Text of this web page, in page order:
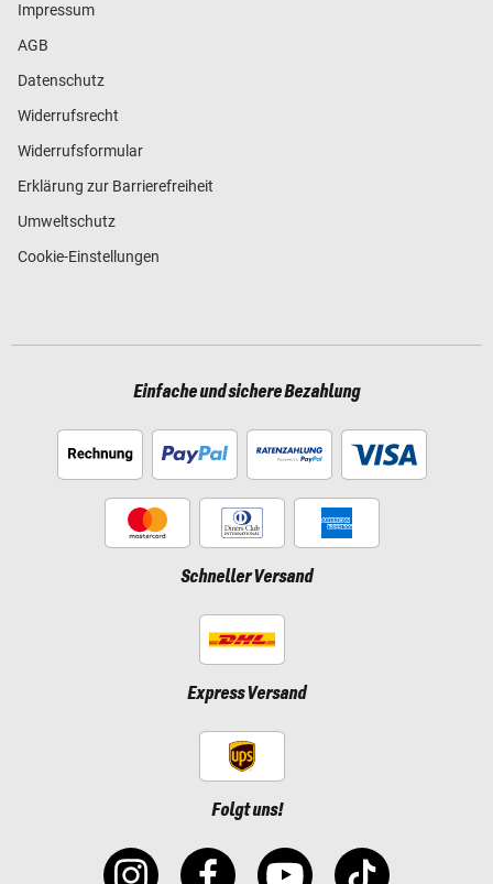
Impressum
AGB
Datenschutz
Widerrufsrecht
Widerrufsformular
Erklärung zur Barrierefreiheit
Umweltschutz
Cookie-Einstellungen
Einfache und sichere Bezahlung
Schneller Versand
Express Versand
Folgt uns!